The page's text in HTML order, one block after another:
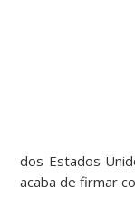
dos Estados
acaba de firmar